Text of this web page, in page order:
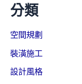
分類
空間規劃
裝潢施工
設計風格